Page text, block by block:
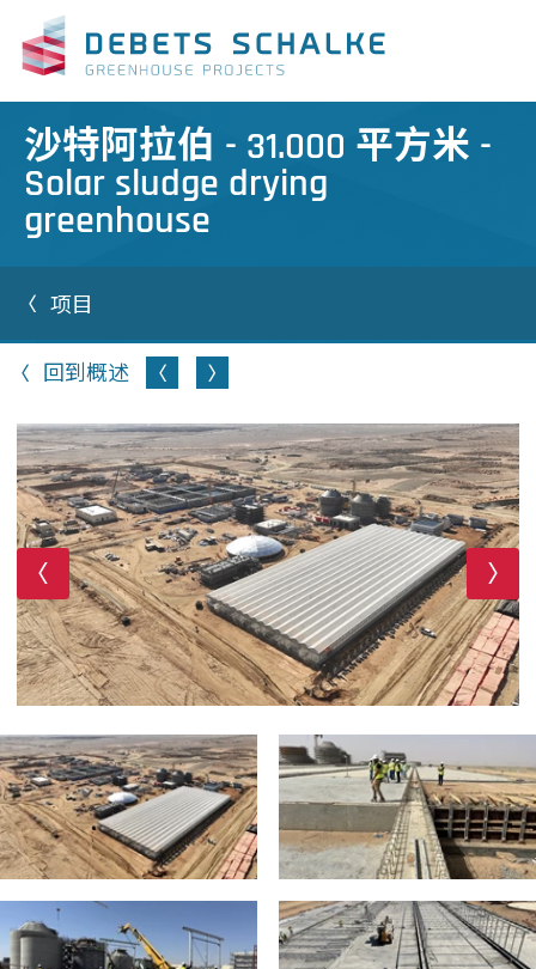
沙特阿拉伯 - 31.000 平方米 -
Solar sludge drying
greenhouse
项目
回到概述